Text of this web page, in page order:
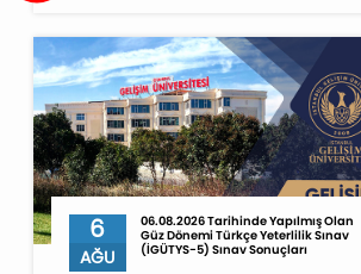
6
AĞU
06.08.2026 Tarihinde Yapılmış Olan
Güz Dönemi Türkçe Yeterlilik Sınav
(İGÜTYS-5) Sınav Sonuçları